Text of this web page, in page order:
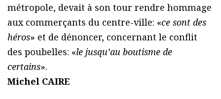
métropole, devait à son tour rendre hommage
aux commerçants du centre-ville: «ce sont des
héros» et de dénoncer, concernant le conflit
des poubelles: «le jusqu’au boutisme de
certains».
Michel CAIRE